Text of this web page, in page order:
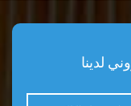
لدينا